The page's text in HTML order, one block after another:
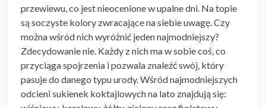
przewiewu, co jest nieocenione w upalne dni. Na topie
są soczyste kolory zwracające na siebie uwagę. Czy
można wśród nich wyróżnić jeden najmodniejszy?
Zdecydowanie nie. Każdy z nich ma w sobie coś, co
przyciąga spojrzenia i pozwala znaleźć swój, który
pasuje do danego typu urody. Wśród najmodniejszych
odcieni sukienek koktajlowych na lato znajdują się: